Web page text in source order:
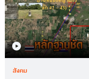
สังคม